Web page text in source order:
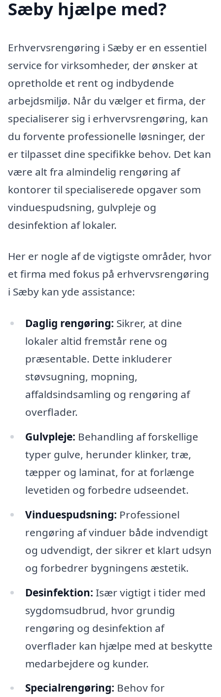
Sæby hjælpe med?
Erhvervsrengøring i Sæby er en essentiel
service for virksomheder, der ønsker at
opretholde et rent og indbydende
arbejdsmiljø. Når du vælger et firma, der
specialiserer sig i erhvervsrengøring, kan
du forvente professionelle løsninger, der
er tilpasset dine specifikke behov. Det kan
være alt fra almindelig rengøring af
kontorer til specialiserede opgaver som
vinduespudsning, gulvpleje og
desinfektion af lokaler.
Her er nogle af de vigtigste områder, hvor
et firma med fokus på erhvervsrengøring
i Sæby kan yde assistance:
Daglig rengøring: Sikrer, at dine
lokaler altid fremstår rene og
præsentable. Dette inkluderer
støvsugning, mopning,
affaldsindsamling og rengøring af
overflader.
Gulvpleje: Behandling af forskellige
typer gulve, herunder klinker, træ,
tæpper og laminat, for at forlænge
levetiden og forbedre udseendet.
Vinduespudsning: Professionel
rengøring af vinduer både indvendigt
og udvendigt, der sikrer et klart udsyn
og forbedrer bygningens æstetik.
Desinfektion: Især vigtigt i tider med
sygdomsudbrud, hvor grundig
rengøring og desinfektion af
overflader kan hjælpe med at beskytte
medarbejdere og kunder.
Specialrengøring: Behov for